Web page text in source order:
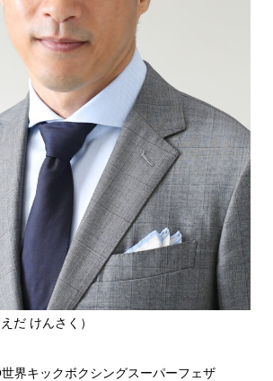
だ けんさく）
世界キックボクシングスーパーフェザ